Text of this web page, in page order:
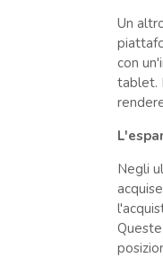
Un
con
tablet.
Negli